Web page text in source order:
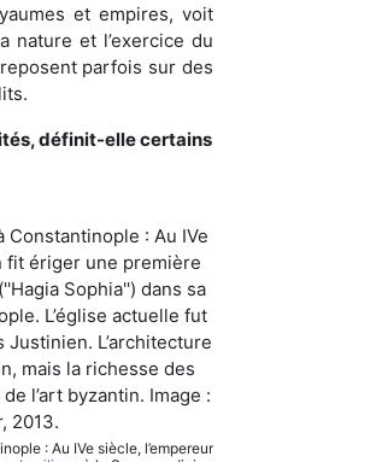
et empires, voit
nature et l’exercice du
parfois sur des
définit-elle certains
: Au IVe siècle, l’empereur